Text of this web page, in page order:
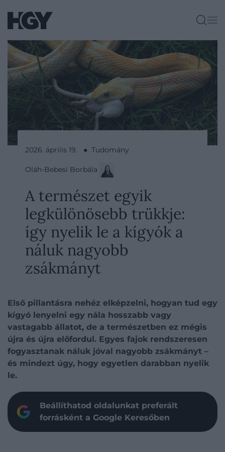
2026. április 19. ● Tudomány
Oláh-Bebesi Borbála
A természet egyik
legkülönösebb trükkje:
így nyelik le a kígyók a
náluk nagyobb
zsákmányt
Első pillantásra nehéz elképzelni, hogyan tud egy
kígyó lenyelni egy nála hosszabb vagy
vastagabb állatot, de a természetben ez mégis
újra és újra előfordul. Egyes fajok rendszeresen
fogyasztanak náluk jóval nagyobb zsákmányt –
és mindezt úgy, hogy egyetlen darabban nyelik
le.
Beállíthatod oldalunkat preferált
forrásként a Google Keresőben